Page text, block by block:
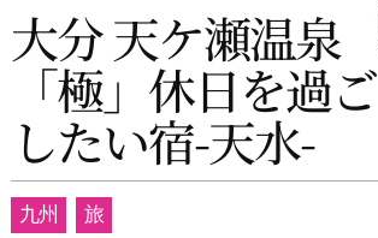
大分 天ケ瀬温泉
「極」休日を過ご
したい宿-天水-
九州 旅